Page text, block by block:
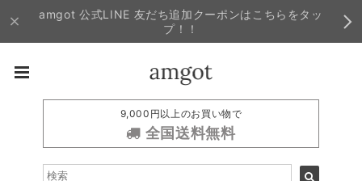
amgot 公式LINE 友だち追加クーポンはこちらをタッ
プ！！
9,000円以上のお買い物で
全国送料無料